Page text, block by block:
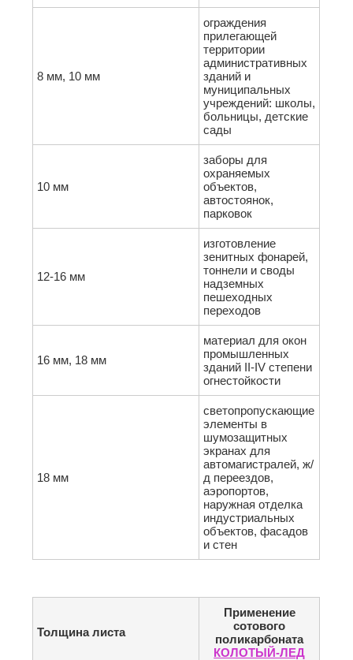
8 мм, 10 мм
ограждения
прилегающей
территории
административных
зданий и
муниципальных
учреждений: школы,
больницы, детские
сады
10 мм
заборы для
охраняемых
объектов,
автостоянок,
парковок
12-16 мм
изготовление
зенитных фонарей,
тоннели и своды
надземных
пешеходных
переходов
16 мм, 18 мм
материал для окон
промышленных
зданий II-IV степени
огнестойкости
18 мм
светопропускающие
элементы в
шумозащитных
экранах для
автомагистралей, ж/
д переездов,
аэропортов,
наружная отделка
индустриальных
объектов, фасадов
и стен
Толщина листа
Применение
сотового
поликарбоната
КОЛОТЫЙ-ЛЕД